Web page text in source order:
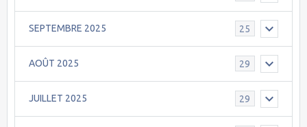
SEPTEMBRE 2025 25
AOÛT 2025 29
JUILLET 2025 29